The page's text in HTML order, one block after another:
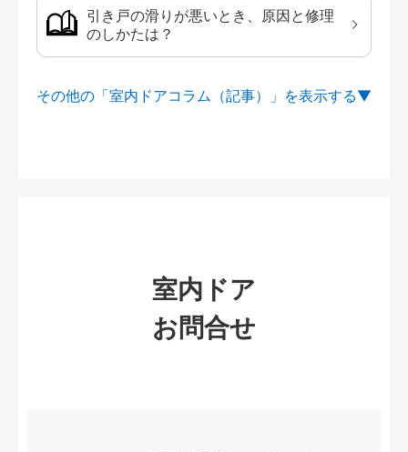
引き戸の滑りが悪いとき、原因と修理
のしかたは？
その他の「室内ドアコラム（記事）」を
室内ドア
お問合せ